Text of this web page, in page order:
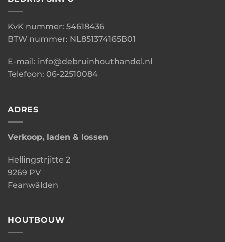
KvK nummer: 54618436
BTW nummer: NL851374165B01
E-mail: info@debruinhouthandel.nl
Telefoon: 06-22510084
ADRES
Verkoop, laden & lossen
Hellingstrjitte 2
9269 PV
Feanwâlden
HOUTBOUW